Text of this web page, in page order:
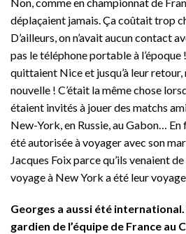
déplaçaient jamais. Ça coûtait trop
D’ailleurs, on n’avait aucun contact
pas le téléphone portable à l’époque
quittaient Nice et jusqu’à leur retour,
nouvelle ! C’était la même chose
étaient invités à jouer des matchs
New-York, en Russie, au Gabon…
été autorisée à voyager avec son
Jacques Foix parce qu’ils venaient
voyage à New York a été leur
Georges a aussi été international.
gardien de l’équipe de France au